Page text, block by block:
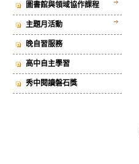
圖書館與領域協作課程
主題月活動
晚自習服務
高中自主學習
秀中閱讀磐石獎